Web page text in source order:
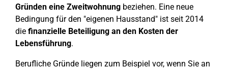
Gründen eine Zweitwohnung beziehen. Eine neue
Bedingung für den "eigenen Hausstand" ist seit 2014
die finanzielle Beteiligung an den Kosten der
Lebensführung.
Berufliche Gründe liegen zum Beispiel vor, wenn Sie an